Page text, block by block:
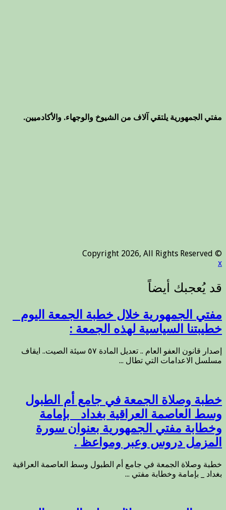
مفتي الجمهورية يلتقي آلاف من الشيوخ والوجهاء. والأكادميين.
© Copyright 2026, All Rights Reserved
x
مفتي الجمهورية خلال خطبة الجمعة اليوم _
خطيبتنا السياسية لهذه الجمعة :
إصدار قانون العفو العام .. تعديل المادة ٥٧ سيئة الصيت.. ايقاف
مسلسل الاعدامات التي تطال ...
خطبة وصلاة الجمعة في جامع أم الطبول
وسط العاصمة العراقية بغداد _ بإمامة
وخطابة مفتي الجمهورية بعنوان سورة
المزمل دروس وعبر ومواعظ .
خطبة وصلاة الجمعة في جامع أم الطبول وسط العاصمة العراقية
بغداد _ بإمامة وخطابة مفتي ...